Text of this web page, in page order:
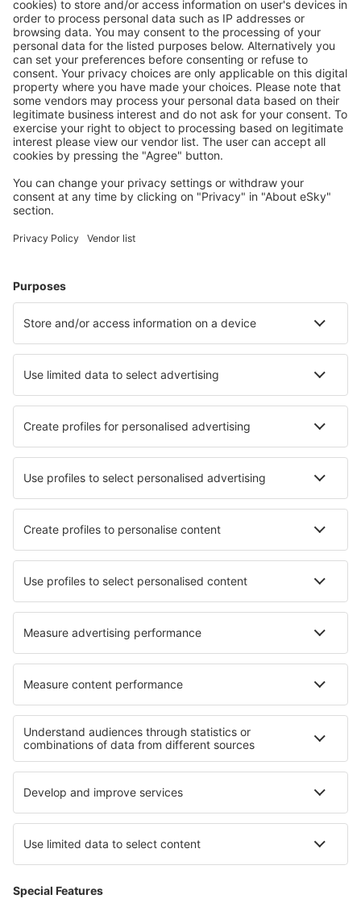
Prețuri atractive și oferte speciale pentru utilizatorii
conectați.
Cazarea preferată
Alege din peste 1,3 mil. de opţiuni: hoteluri, cabane,
apartamente și altele.
Cele mai căutate hoteluri de către utilizatorii eSky
Hoteluri în Germania - Orașe populare
Hoteluri în Zingst
Hoteluri în Wremen Hoteluri în Rerik
Hoteluri în Sagard Hoteluri în Ahrenshoop
Cele mai bune hoteluri - orașe
Hoteluri în Serravalle Scrivia Hoteluri în San Pedro Del Valle
Hoteluri în Ritzville Hoteluri în Panormos (Kalymnos)
Hoteluri în Walker Hoteluri în Santa Ninfa
Hoteluri Laprade Hoteluri în Cordignano
Cele mai bune hoteluri - regiuni
Hoteluri on Baltic Sea Coast
Hoteluri on East Frisian Islands
Hoteluri in Mecklenburg Lake Plateau
Hoteluri in Voievodatul Pomerania
Hoteluri in Baja California Sur Hoteluri in Alpbachtal